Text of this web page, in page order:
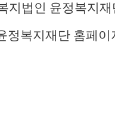
지법인 윤정복지
정복지재단 홈페이